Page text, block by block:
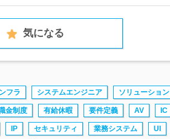
気になる
フラ システムエンジニア ソリューション
金制度 有給休暇 要件定義 AV IC
IP セキュリティ 業務システム UI